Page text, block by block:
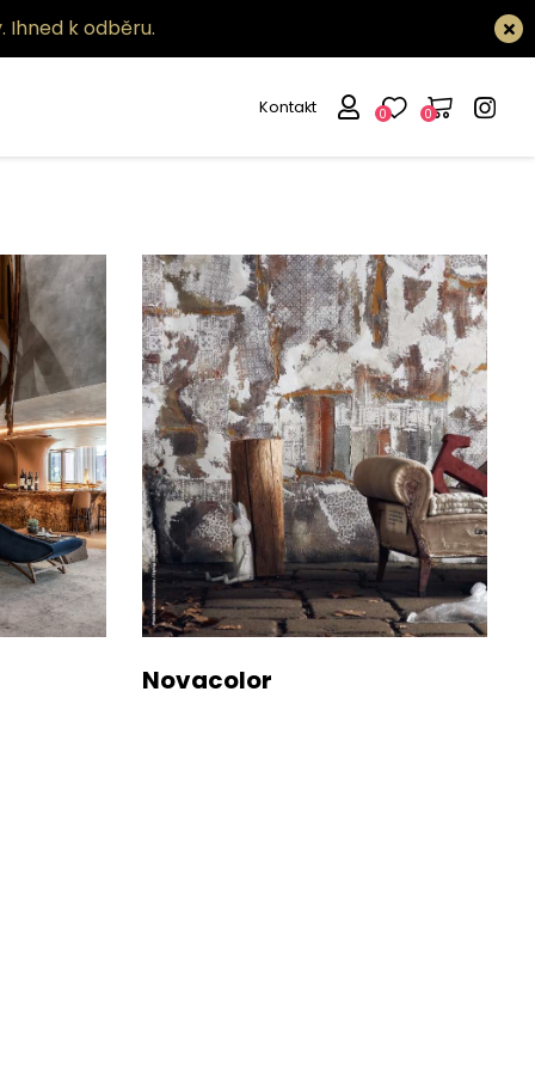
Ihned k odběru.
Kontakt 0 0
Novacolor